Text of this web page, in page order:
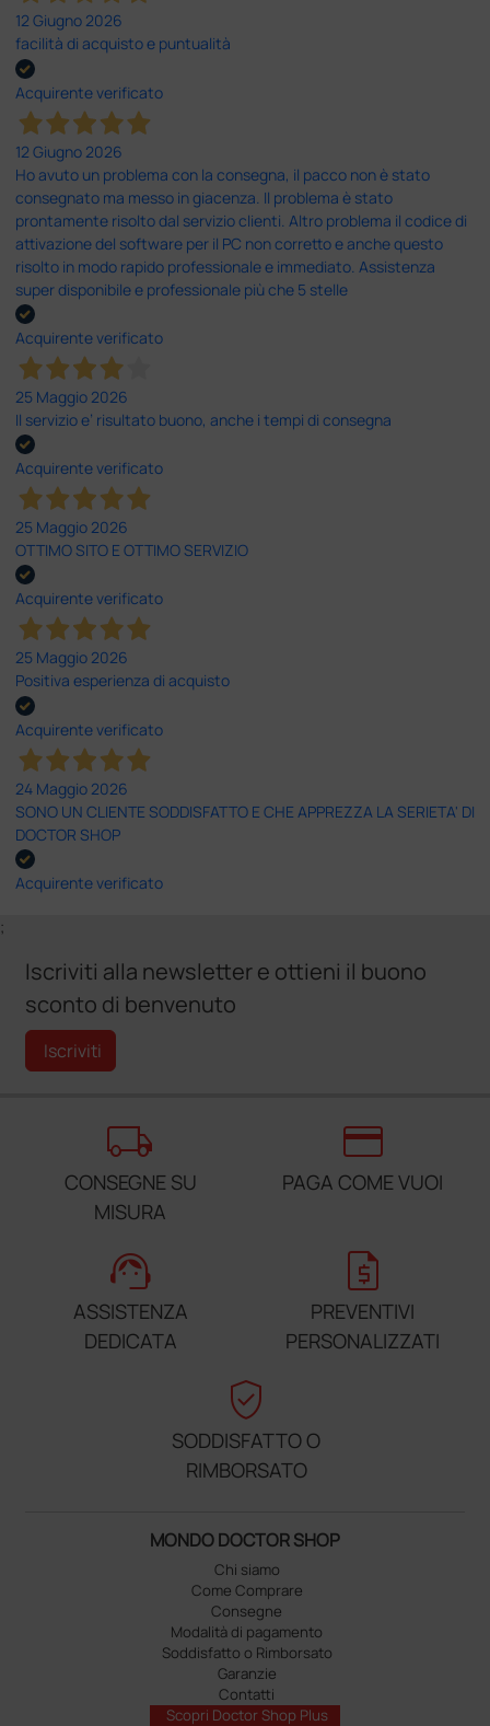
12 Giugno 2026
facilità di acquisto e puntualità
Acquirente verificato
12 Giugno 2026
Ho avuto un problema con la consegna, il pacco non è stato
consegnato ma messo in giacenza. Il problema è stato
prontamente risolto dal servizio clienti. Altro problema il codice di
attivazione del software per il PC non corretto e anche questo
risolto in modo rapido professionale e immediato. Assistenza
super disponibile e professionale più che 5 stelle
Acquirente verificato
25 Maggio 2026
Il servizio e’ risultato buono, anche i tempi di consegna
Acquirente verificato
25 Maggio 2026
OTTIMO SITO E OTTIMO SERVIZIO
Acquirente verificato
25 Maggio 2026
Positiva esperienza di acquisto
Acquirente verificato
24 Maggio 2026
SONO UN CLIENTE SODDISFATTO E CHE APPREZZA LA SERIETA' DI
DOCTOR SHOP
Acquirente verificato
;
Iscriviti alla newsletter e ottieni il buono
sconto di benvenuto
Iscriviti
local_shipping
CONSEGNE SU
MISURA
credit_card
PAGA COME VUOI
support_agent
ASSISTENZA
DEDICATA
request_quote
PREVENTIVI
PERSONALIZZATI
verified_user
SODDISFATTO O
RIMBORSATO
MONDO DOCTOR SHOP
Chi siamo
Come Comprare
Consegne
Modalità di pagamento
Soddisfatto o Rimborsato
Garanzie
Contatti
Scopri Doctor Shop Plus